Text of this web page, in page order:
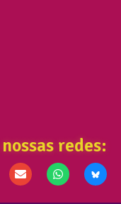
redes: